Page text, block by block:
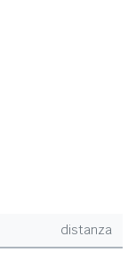
distanza